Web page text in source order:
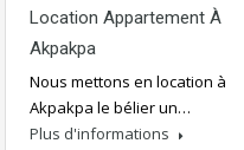
Location Appartement À
Akpakpa
Nous mettons en location à
Akpakpa le bélier un…
Plus d'informations